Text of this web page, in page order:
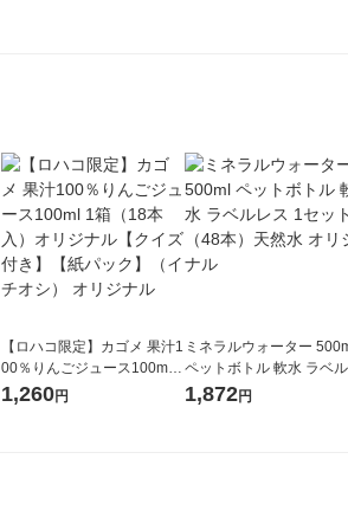
【ロハコ限定】カゴメ 果汁1
00％りんごジュース100ml 1
箱（18本入）オリジナル
1,260円
ミネラルウォーター
ペットボトル 軟水 ラベ
ス 1セット（48本）天然水
1,872円